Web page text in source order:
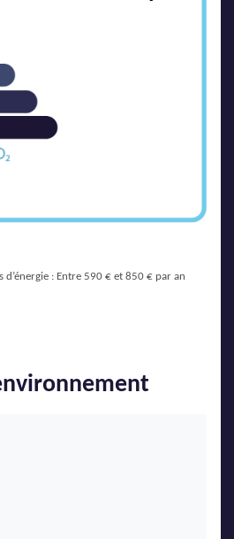
d’énergie : Entre 590 € et 850 € par an